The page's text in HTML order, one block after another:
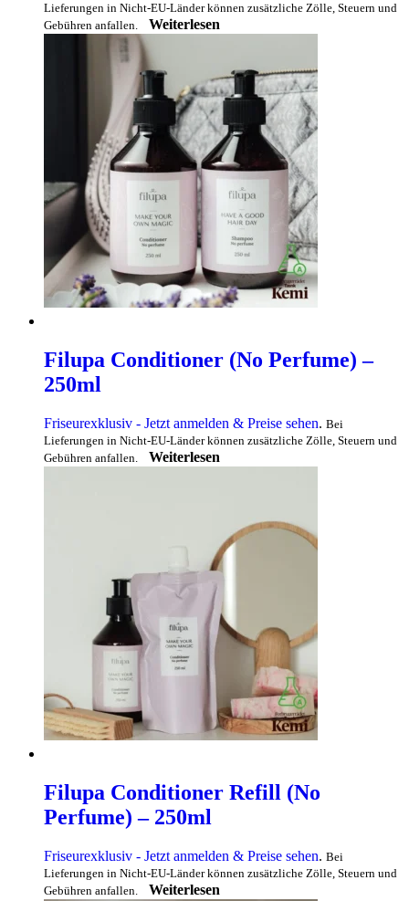
Lieferungen in Nicht-EU-Länder können zusätzliche Zölle, Steuern und
Gebühren anfallen.
Weiterlesen
Filupa Conditioner (No Perfume) –
250ml
Friseurexklusiv - Jetzt anmelden & Preise sehen. Bei
Lieferungen in Nicht-EU-Länder können zusätzliche Zölle, Steuern und
Gebühren anfallen.
Weiterlesen
Filupa Conditioner Refill (No
Perfume) – 250ml
Friseurexklusiv - Jetzt anmelden & Preise sehen. Bei
Lieferungen in Nicht-EU-Länder können zusätzliche Zölle, Steuern und
Gebühren anfallen.
Weiterlesen